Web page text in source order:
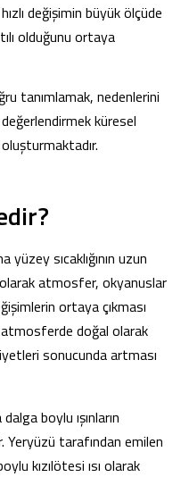
değişimin büyük ölçüde
olduğunu ortaya
tanımlamak, nedenlerini
küresel
yüzey sıcaklığının uzun
atmosfer, okyanuslar
ortaya çıkması
doğal olarak
sonucunda artması
boylu ışınların
tarafından emilen
kızılötesi ısı olarak